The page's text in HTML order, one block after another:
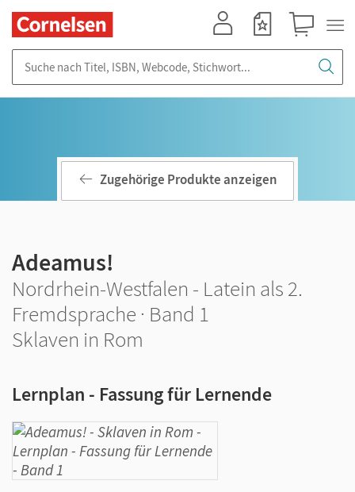
Zugehörige Produkte anzeigen
Adeamus!
Nordrhein-Westfalen - Latein als 2.
Fremdsprache · Band 1
Sklaven in Rom
Lernplan - Fassung für Lernende